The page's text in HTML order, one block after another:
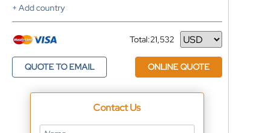
+ Add country
Total:21,532
Currency
QUOTE TO EMAIL ONLINE QUOTE
Contact Us